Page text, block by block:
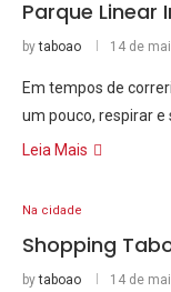
Parque Linear
bytaboao 14 de
Em tempos de
um pouco, respirar e
Leia Mais
Na cidade
Shopping
bytaboao 14 de